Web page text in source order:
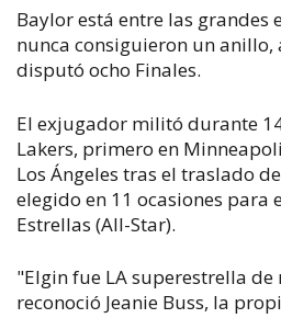
Baylor está entre las grandes
nunca consiguieron un anillo,
disputó ocho Finales.
El exjugador militó durante
Lakers, primero en
Los Ángeles tras el traslado
elegido en 11 ocasiones para
Estrellas (All-Star).
"Elgin fue LA superestrella de
reconoció Jeanie Buss, la